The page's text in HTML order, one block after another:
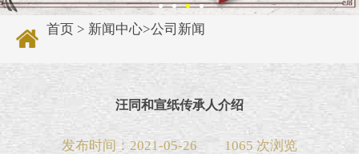
首页 > 新闻中心>公司新闻
汪同和宣纸传承人介绍
发布时间：2021-05-26 1065 次浏览